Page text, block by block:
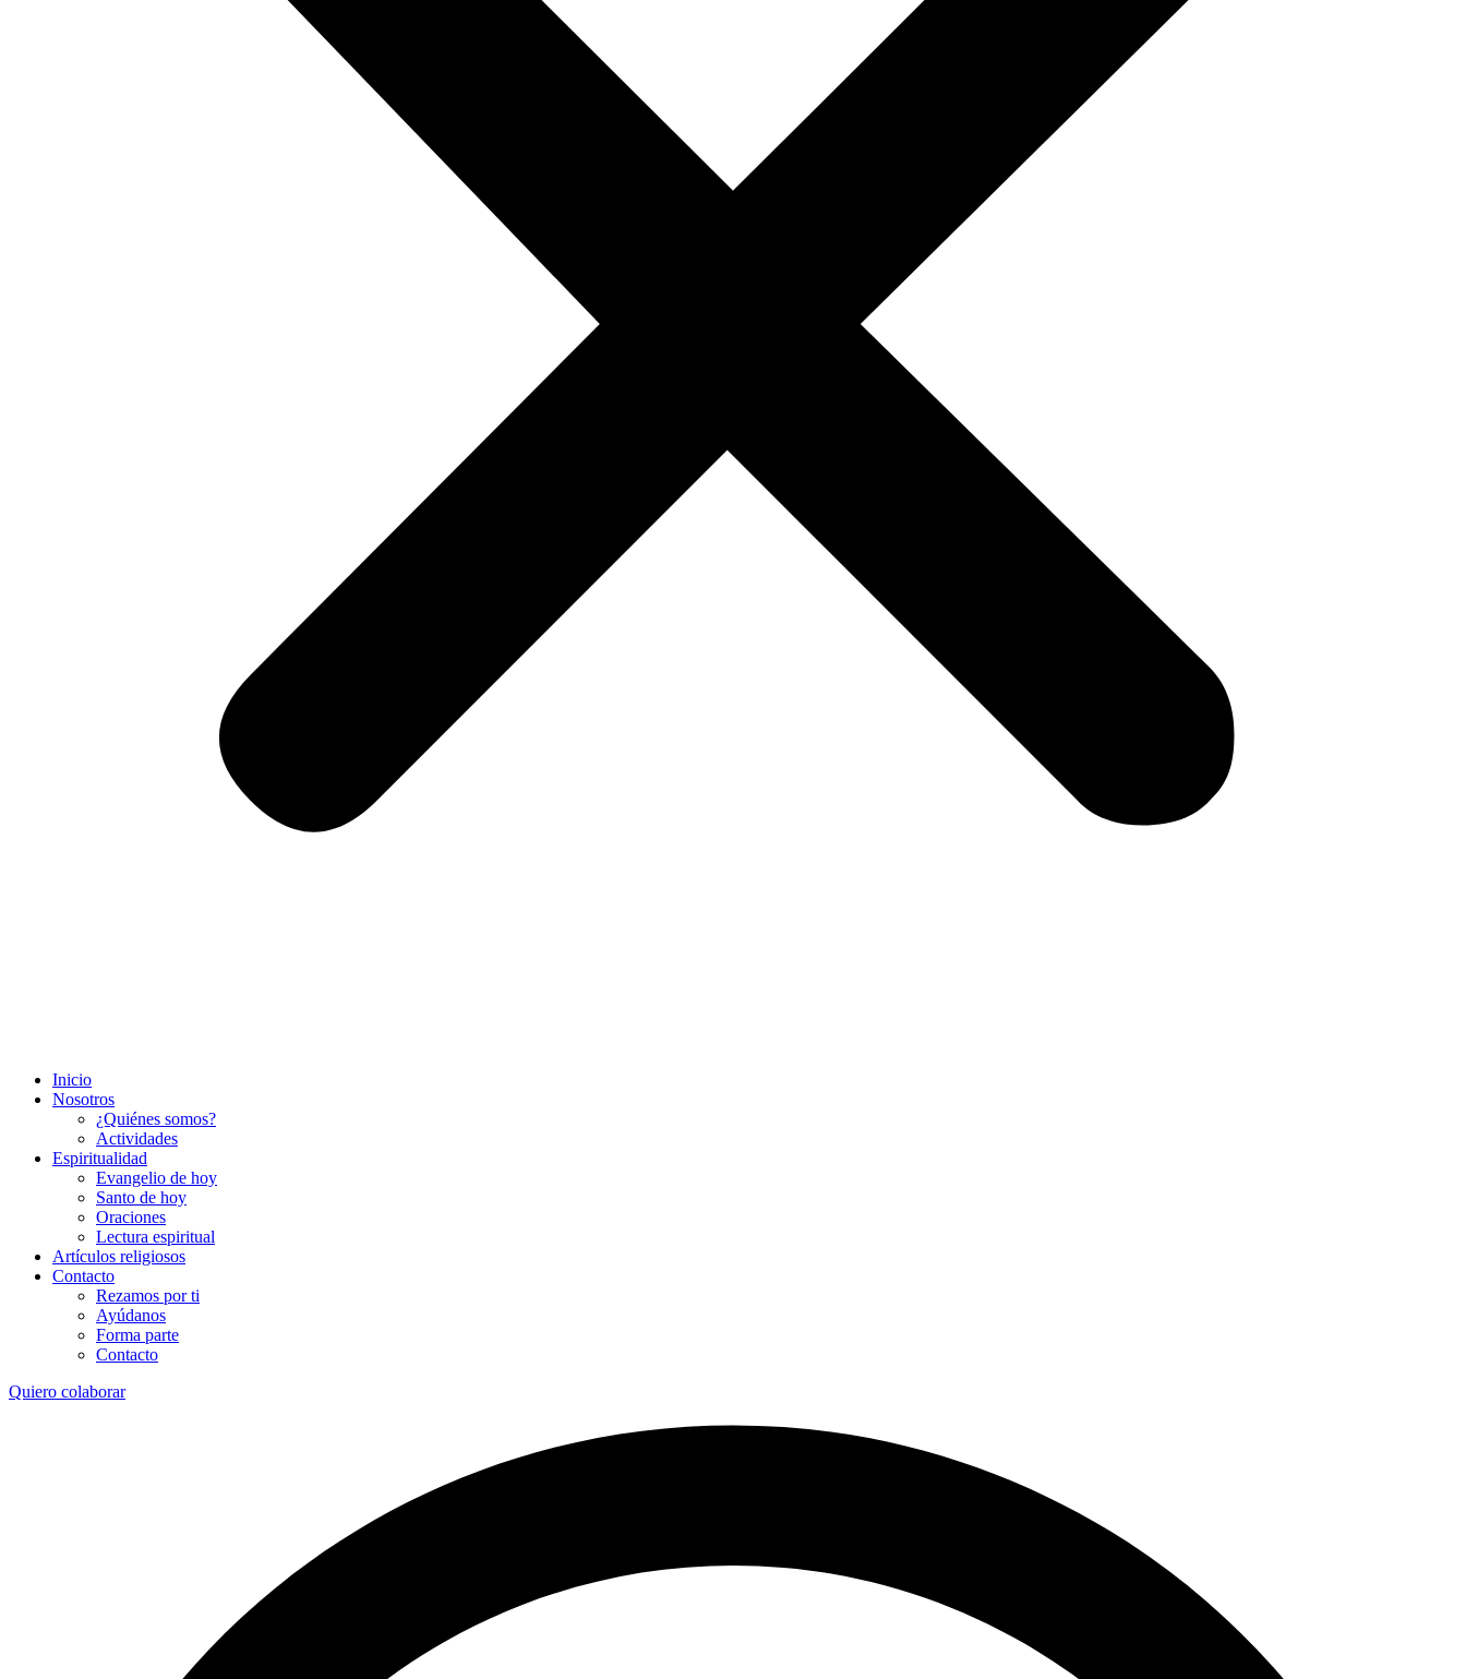
Inicio
Nosotros
¿Quiénes somos?
Actividades
Espiritualidad
Evangelio de hoy
Santo de hoy
Oraciones
Lectura espiritual
Artículos religiosos
Contacto
Rezamos por ti
Ayúdanos
Forma parte
Contacto
Quiero colaborar